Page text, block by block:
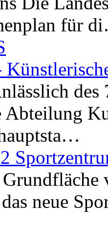
für
Abteilung
neue